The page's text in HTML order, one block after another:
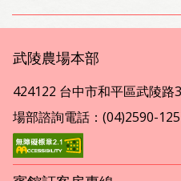
武陵農場本部
424122 台中市和平區武陵路
場部諮詢電話：(04)2590-